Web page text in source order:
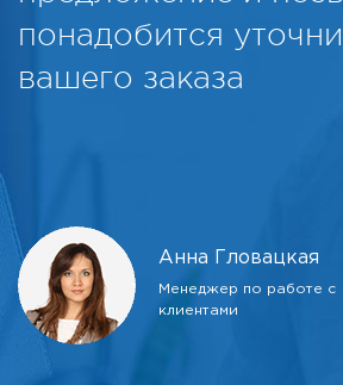
понадобится
вашего заказа
Анна Гловацкая
Менеджер по работе с
клиентами